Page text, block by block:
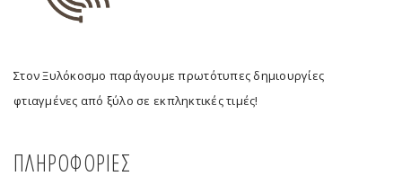
Στον Ξυλόκοσμο παράγουμε πρωτότυπες δημιουργίες
φτιαγμένες από ξύλο σε εκπληκτικές τιμές!
ΠΛΗΡΟΦΟΡΙΕΣ